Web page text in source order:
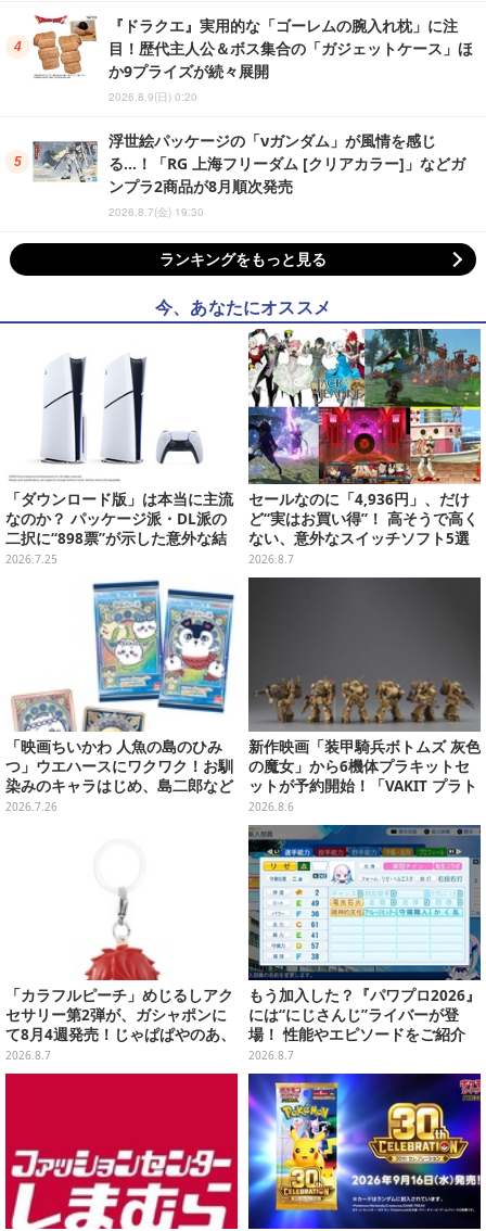
『ドラクエ』実用的な「ゴーレムの腕入れ枕」に注
目！歴代主人公＆ボス集合の「ガジェットケース」ほ
か9プライズが続々展開
2026.8.9(日) 0:20
浮世絵パッケージの「νガンダム」が風情を感じ
る…！「RG 上海フリーダム [クリアカラー]」などガ
ンプラ2商品が8月順次発売
2026.8.7(金) 19:30
ランキングをもっと見る
今、あなたにオススメ
「ダウンロード版」は本当に主流
なのか？ パッケージ派・DL派の
二択に“898票”が示した意外な結
末【アンケ結果】
2026.7.25
セールなのに「4,936円」、だけ
ど“実はお買い得”！ 高そうで高く
ない、意外なスイッチソフト5選
2026.8.7
「映画ちいかわ 人魚の島のひみ
つ」ウエハースにワクワク！お馴
染みのキャラはじめ、島二郎など
セイレーン編カード全22種
2026.7.26
新作映画「装甲騎兵ボトムズ 灰色
の魔女」から6機体プラキットセ
ットが予約開始！「VAKIT プラト
ーン」第1弾、各部関節可動仕様
2026.8.6
「カラフルピーチ」めじるしアク
セサリー第2弾が、ガシャポンに
て8月4週発売！じゃぱぱやのあ、
シヴァたちメンバー11名分ライン
ナップ
2026.8.7
もう加入した？『パワプロ2026』
には“にじさんじ”ライバーが登
場！ 性能やエピソードをご紹介
2026.8.7